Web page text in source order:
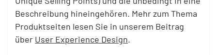
Beschreibung hineingehören. Mehr zum Thema
Produktseiten lesen Sie in unserem Beitrag
über User Experience Design.